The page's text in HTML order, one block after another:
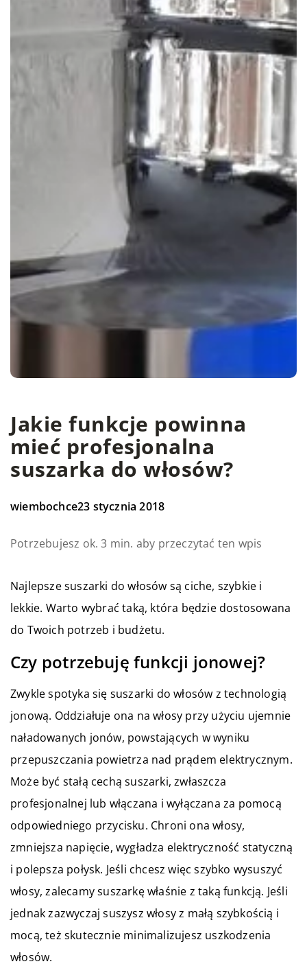
Jakie funkcje powinna
mieć profesjonalna
suszarka do włosów?
wiembochce23 stycznia 2018
Potrzebujesz ok. 3 min. aby przeczytać ten wpis
Najlepsze suszarki do włosów są ciche, szybkie i
lekkie. Warto wybrać taką, która będzie dostosowana
do Twoich potrzeb i budżetu.
Czy potrzebuję funkcji jonowej?
Zwykle spotyka się suszarki do włosów z technologią
jonową. Oddziałuje ona na włosy przy użyciu ujemnie
naładowanych jonów, powstających w wyniku
przepuszczania powietrza nad prądem elektrycznym.
Może być stałą cechą suszarki, zwłaszcza
profesjonalnej lub włączana i wyłączana za pomocą
odpowiedniego przycisku. Chroni ona włosy,
zmniejsza napięcie, wygładza elektryczność statyczną
i polepsza połysk. Jeśli chcesz więc szybko wysuszyć
włosy, zalecamy suszarkę właśnie z taką funkcją. Jeśli
jednak zazwyczaj suszysz włosy z małą szybkością i
mocą, też skutecznie minimalizujesz uszkodzenia
włosów.